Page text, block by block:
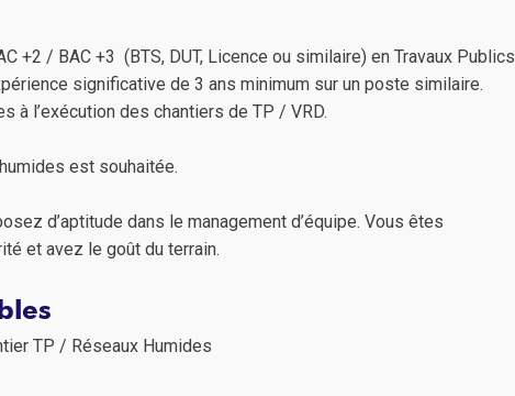
+2 / BAC +3 (BTS, DUT, Licence ou similaire) en Travaux Publics
significative de 3 ans minimum sur un poste similaire.
à l’exécution des chantiers de TP / VRD.
est souhaitée.
d’aptitude dans le management d’équipe. Vous êtes
et avez le goût du terrain.
TP / Réseaux Humides